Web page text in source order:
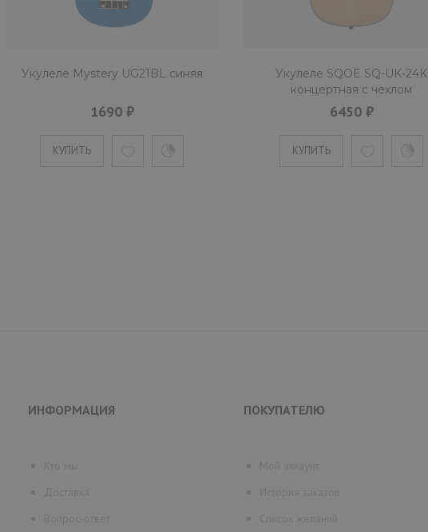
Укулеле Mystery UG21BL синяя
1690 ₽
КУПИТЬ
Укулеле SQOE SQ-UK-24K
концертная с чехлом
6450 ₽
КУПИТЬ
ИНФОРМАЦИЯ ПОКУПАТЕЛЮ